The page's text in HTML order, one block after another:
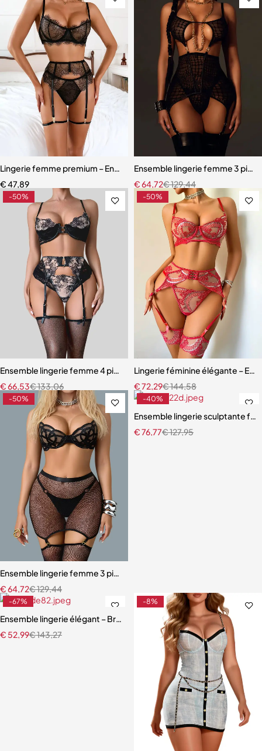
Lingerie femme premium – Ensemble romantique en dentelle fine
€47,89
Ensemble lingerie femme 3
€129,44
€64,72
-50%
Ensemble lingerie femme 4 pièces – Broderie florale contrastée
€133,06
€66,53
-50%
Lingerie féminine élégante –
€144,58
€72,29
-50%
Ensemble lingerie femme 3 pièces – Résille noire brodée avec
€129,44
€64,72
-40%
Ensemble lingerie sculptante
€127,95
€76,77
-67%
Ensemble lingerie élégant – Bretelles réglables et dentelle raffinée
€143,27
€ 52,99
-8%